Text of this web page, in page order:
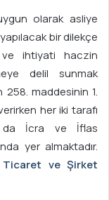
olarak asliye
bir dilekçe
ve ihtiyati haczin
delil sunmak
258. maddesinin 1.
her iki tarafı
da İcra ve İflas
yer almaktadır.
Ticaret ve Şirket